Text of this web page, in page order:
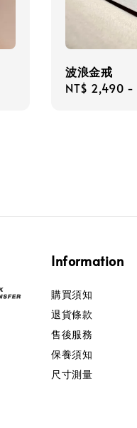
波浪金戒
Regular
NT$ 2,490 -
Information
購買須知
退貨條款
售後服務
保養須知
尺寸測量